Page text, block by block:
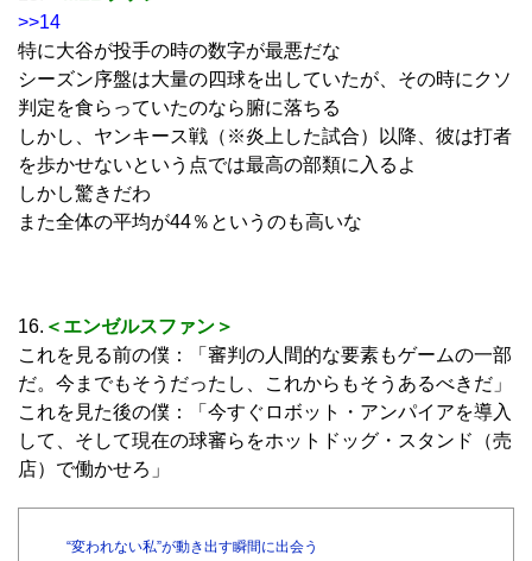
>>14
特に大谷が投手の時の数字が最悪だな
シーズン序盤は大量の四球を出していたが、その時にクソ
判定を食らっていたのなら腑に落ちる
しかし、ヤンキース戦（※炎上した試合）以降、彼は打者
を歩かせないという点では最高の部類に入るよ
しかし驚きだわ
また全体の平均が44％というのも高いな
16. ＜エンゼルスファン＞
これを見る前の僕：「審判の人間的な要素もゲームの一部
だ。今までもそうだったし、これからもそうあるべきだ」
これを見た後の僕：「今すぐロボット・アンパイアを導入
して、そして現在の球審らをホットドッグ・スタンド（売
店）で働かせろ」
“変われない私”が動き出す瞬間に出会う